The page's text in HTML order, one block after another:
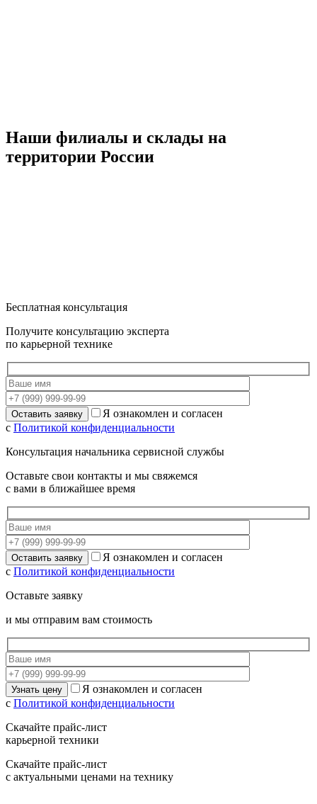
Наши филиалы и склады на
территории России
Бесплатная консультация
Получите консультацию эксперта
по карьерной технике
Я ознакомлен и согласен
с Политикой конфиденциальности
Консультация начальника сервисной службы
Оставьте свои контакты и мы свяжемся
с вами в ближайшее время
Я ознакомлен и согласен
с Политикой конфиденциальности
Оставьте заявку
и мы отправим вам стоимость
Я ознакомлен и согласен
с Политикой конфиденциальности
Скачайте прайс-лист
карьерной техники
Скачайте прайс-лист
с актуальными ценами на технику